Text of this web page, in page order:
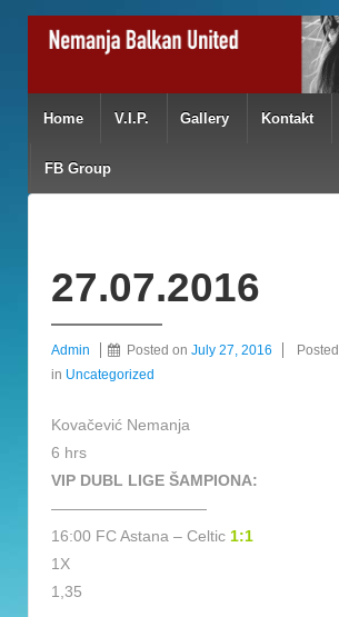
Home V.I.P. Gallery Kontakt
FB Group
27.07.2016
Admin Posted on July 27, 2016
Posted
in Uncategorized
Kovačević Nemanja
6 hrs
VIP DUBL LIGE ŠAMPIONA:
——————————
16:00 FC Astana – Celtic 1:1
1X
1,35